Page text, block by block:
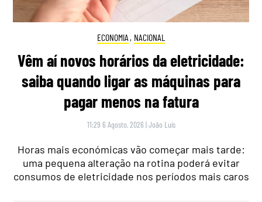
ECONOMIA , NACIONAL
Vêm aí novos horários da eletricidade:
saiba quando ligar as máquinas para
pagar menos na fatura
11:29 6 Agosto, 2026 |João Luís
Horas mais económicas vão começar mais tarde:
uma pequena alteração na rotina poderá evitar
consumos de eletricidade nos períodos mais caros